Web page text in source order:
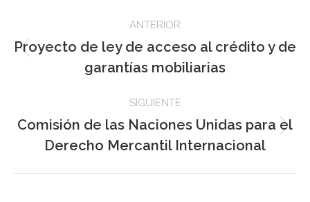
Navegación
entre
publicaciones
ANTERIOR
Publicación
anterior:
Proyecto de ley de acceso al crédito y de
garantías mobiliarias
SIGUIENTE
Publicación
siguiente:
Comisión de las Naciones Unidas para el
Derecho Mercantil Internacional